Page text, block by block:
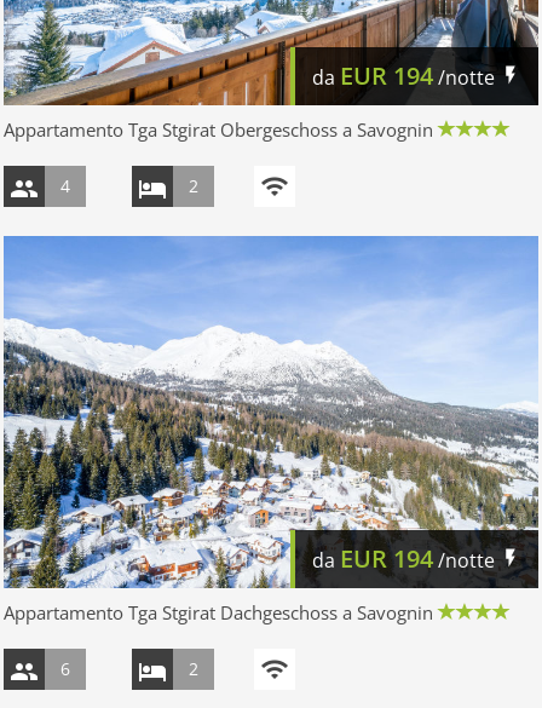
da EUR 194/notte
Appartamento Tga Stgirat Obergeschoss a Savognin
4 2
da EUR 194/notte
Appartamento Tga Stgirat Dachgeschoss a Savognin
6 2